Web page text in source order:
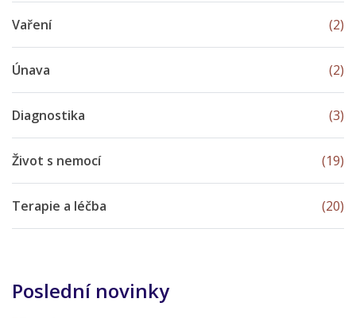
Vaření (2)
Únava (2)
Diagnostika (3)
Život s nemocí (19)
Terapie a léčba (20)
Poslední novinky